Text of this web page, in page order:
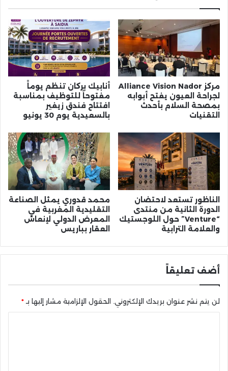
مركز Alliance Vision Nador
لجراحة العيون يفتح أبوابه
بمصحة السلام بأحدث
التقنيات
أنابيك بركان تنظم يوماً
مفتوحاً للتوظيف بمناسبة
افتتاح فندق زيفير
بالسعيدية يوم 30 يونيو
الناظور تستعد لاحتضان
الدورة الثانية من منتدى
“Venture” حول اللوجستيك
والعلامة الترابية
محمد قدوري يمثل الصناعة
التقليدية المغربية في
المعرض الدولي لإنعاش
العقار بباريس
أضف تعليقاً
لن يتم نشر عنوان بريدك الإلكتروني. الحقول الإلزامية مشار إليها بـ*